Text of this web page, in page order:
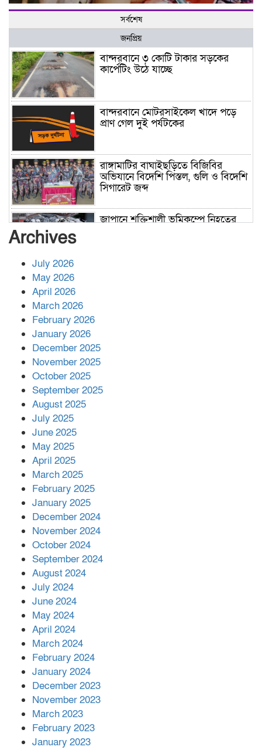
সর্বশেষ
জনপ্রিয়
বান্দরবানে ৩ কোটি টাকার সড়কের
কার্পেটিং উঠে যাচ্ছে
বান্দরবানে মোটরসাইকেল খাদে পড়ে
প্রাণ গেল দুই পর্যটকের
রাঙ্গামাটির বাঘাইছড়িতে বিজিবির
অভিযানে বিদেশি পিস্তল, গুলি ও বিদেশি
সিগারেট জব্দ
জাপানে শক্তিশালী ভূমিকম্পে নিহতের
পর ফোন তারেক রহমানের,গ্যাস সঙ্কট
সহায়তা দিলেন সাচিং প্রু জেরী
Archives
July 2026
May 2026
April 2026
March 2026
February 2026
January 2026
December 2025
November 2025
October 2025
September 2025
August 2025
July 2025
June 2025
May 2025
April 2025
March 2025
February 2025
January 2025
December 2024
November 2024
October 2024
September 2024
August 2024
July 2024
June 2024
May 2024
April 2024
March 2024
February 2024
January 2024
December 2023
November 2023
March 2023
February 2023
January 2023